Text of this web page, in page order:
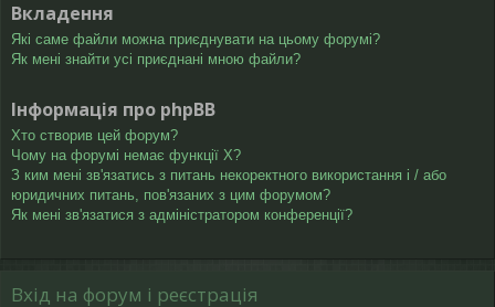
Вкладення
Які саме файли можна приєднувати на цьому форумі?
Як мені знайти усі приєднані мною файли?
Інформація про phpBB
Хто створив цей форум?
Чому на форумі немає функції X?
З ким мені зв'язатись з питань некоректного використання і / або
юридичних питань, пов'язаних з цим форумом?
Як мені зв'язатися з адміністратором конференції?
Вхід на форум і реєстрація